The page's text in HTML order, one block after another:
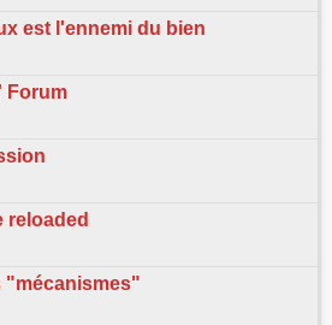
est l'ennemi du bien
Forum
reloaded
"mécanismes"